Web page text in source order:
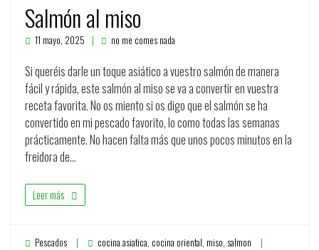
Salmón al miso
11 mayo, 2025 no me comes nada
Si queréis darle un toque asiático a vuestro salmón de manera
fácil y rápida, este salmón al miso se va a convertir en vuestra
receta favorita. No os miento si os digo que el salmón se ha
convertido en mi pescado favorito, lo como todas las semanas
prácticamente. No hacen falta más que unos pocos minutos en la
freidora de…
Leer más
Pescados cocina asiatica, cocina oriental, miso, salmon